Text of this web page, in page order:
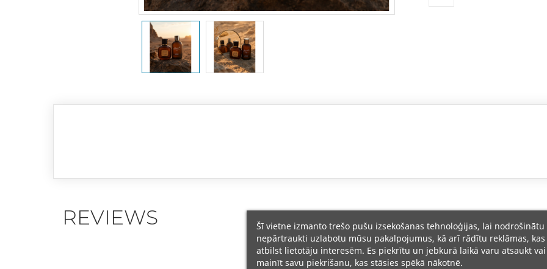
REVIEWS
Šī vietne izmanto trešo pušu izsekošanas tehnoloģijas, lai nodrošinātu
nepārtraukti uzlabotu mūsu pakalpojumus, kā arī rādītu reklāmas, kas
atbilst lietotāju interesēm. Es piekrītu un jebkurā laikā varu atsaukt vai
mainīt savu piekrišanu, kas stāsies spēkā nākotnē.